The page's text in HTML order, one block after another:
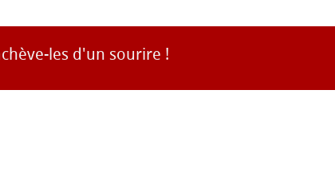
les d'un sourire !